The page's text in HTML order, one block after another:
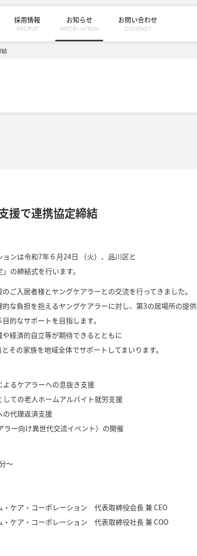
採用情報
RECRUIT
お知らせ
INFORMATION
お問い合わせ
CONTACT
結
援で連携協定締結
ンは令和7年６月24日 （火）、品川区と
の締結式を行います。
ご入居者様とヤングケアラーとの交流を行ってきました。
な負担を抱えるヤングケアラーに対し、第3の居場所の提供
的なサポートを目指します。
経済的自立等が期待できるとともに
その家族を地域全体でサポートしてまいります。
よるケアラーへの息抜き支援
ての老人ホームアルバイト就労支援
の代理返済支援
ラー向け異世代交流イベント） の開催
～
・コーポレーション 代表取締役会長 兼 CEO
・コーポレーション 代表取締役社長 兼 COO